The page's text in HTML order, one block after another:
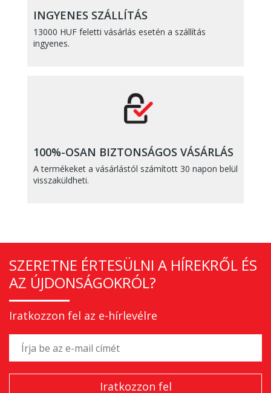
INGYENES SZÁLLÍTÁS
13000 HUF feletti vásárlás esetén a szállítás
ingyenes.
100%-OSAN BIZTONSÁGOS VÁSÁRLÁS
A termékeket a vásárlástól számított 30 napon belül
visszaküldheti.
SZERETNE ÉRTESÜLNI A HÍREKRŐL ÉS
AZ ÚJDONSÁGOKRÓL?
Iratkozzon fel az e-hírlevélre